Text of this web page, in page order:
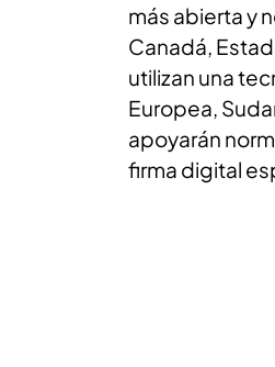
más abierta y
Canadá,
utilizan una
Europea,
apoyarán
firma digital